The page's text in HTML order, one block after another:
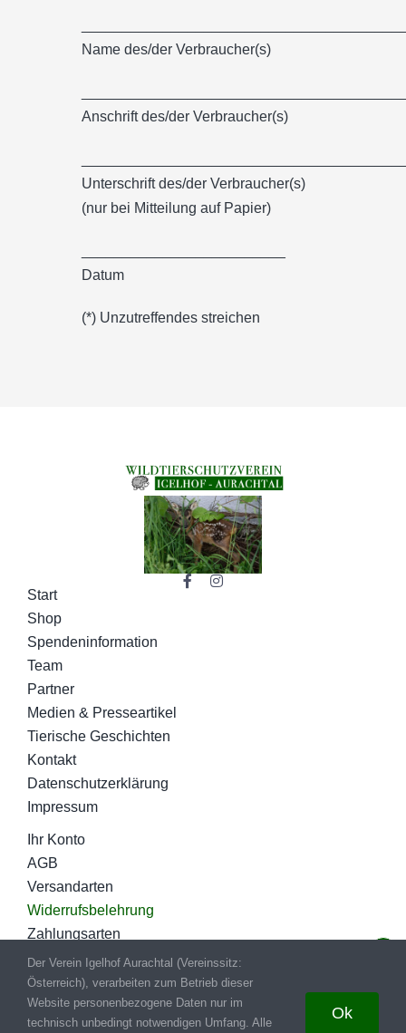
Name des/der Verbraucher(s)
Anschrift des/der Verbraucher(s)
Unterschrift des/der Verbraucher(s)
(nur bei Mitteilung auf Papier)
Datum
(*) Unzutreffendes streichen
Start
Shop
Spendeninformation
Team
Partner
Medien & Presseartikel
Tierische Geschichten
Kontakt
Datenschutzerklärung
Impressum
Ihr Konto
AGB
Versandarten
Widerrufsbelehrung
Zahlungsarten
© Copyright 2020 - 2026Igelhof-Aurachtal.at
Impressum|Datenschutz
Der Verein Igelhof Aurachtal (Vereinssitz:
Österreich), verarbeiten zum Betrieb dieser
Website personenbezogene Daten nur im
technisch unbedingt notwendigen Umfang. Alle
Ok